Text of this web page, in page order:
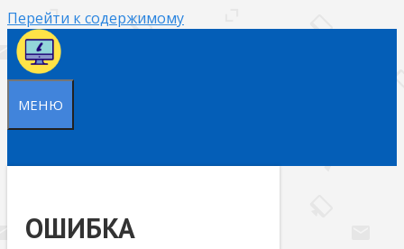
Перейти к содержимому
МЕНЮ
ОШИБКА